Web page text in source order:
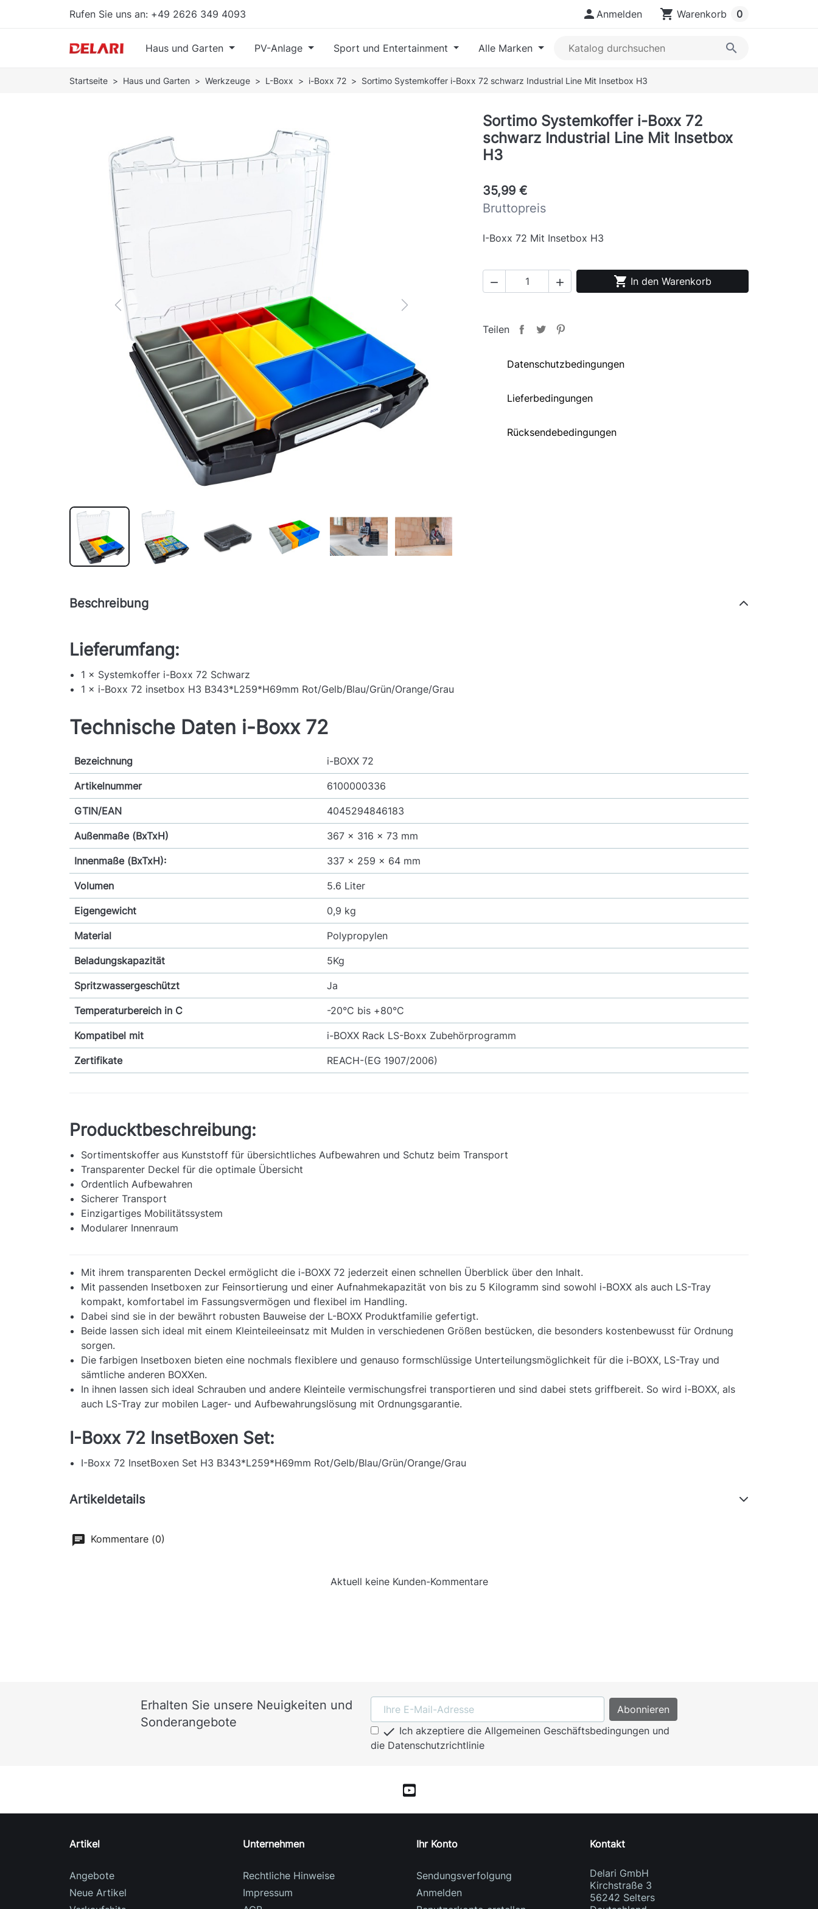
Rufen Sie uns an: +49 2626 349 4093 Anmelden shopping_cart Warenkorb 0
Haus und Garten PV-Anlage Sport und Entertainment Alle Marken search
Startseite Haus und Garten Werkzeuge L-Boxx i-Boxx 72 Sortimo Systemkoffer i-Boxx 72 schwarz Industrial Line Mit Insetbox H3
Previous Next
Sortimo Systemkoffer i-Boxx 72
schwarz Industrial Line Mit Insetbox
H3
35,99 €
Bruttopreis
I-Boxx 72 Mit Insetbox H3
   In den Warenkorb
Teilen
Datenschutzbedingungen
Lieferbedingungen
Rücksendebedingungen
Beschreibung
Lieferumfang:
1 × Systemkoffer i-Boxx 72 Schwarz
1 × i-Boxx 72 insetbox H3 B343*L259*H69mm Rot/Gelb/Blau/Grün/Orange/Grau
Technische Daten i-Boxx 72
Bezeichnung i-BOXX 72
Artikelnummer 6100000336
GTIN/EAN 4045294846183
Außenmaße (BxTxH) 367 x 316 x 73 mm
Innenmaße (BxTxH): 337 x 259 x 64 mm
Volumen 5.6 Liter
Eigengewicht 0,9 kg
Material Polypropylen
Beladungskapazität 5Kg
Spritzwassergeschützt Ja
Temperaturbereich in C -20°C bis +80°C
Kompatibel mit i-BOXX Rack LS-Boxx Zubehörprogramm
Zertifikate REACH-(EG 1907/2006)
Producktbeschreibung:
Sortimentskoffer aus Kunststoff für übersichtliches Aufbewahren und Schutz beim Transport
Transparenter Deckel für die optimale Übersicht
Ordentlich Aufbewahren
Sicherer Transport
Einzigartiges Mobilitätssystem
Modularer Innenraum
Mit ihrem transparenten Deckel ermöglicht die i-BOXX 72 jederzeit einen schnellen Überblick über den Inhalt.
Mit passenden Insetboxen zur Feinsortierung und einer Aufnahmekapazität von bis zu 5 Kilogramm sind sowohl i-BOXX als auch LS-Tray
kompakt, komfortabel im Fassungsvermögen und flexibel im Handling.
Dabei sind sie in der bewährt robusten Bauweise der L-BOXX Produktfamilie gefertigt.
Beide lassen sich ideal mit einem Kleinteileeinsatz mit Mulden in verschiedenen Größen bestücken, die besonders kostenbewusst für Ordnung
sorgen.
Die farbigen Insetboxen bieten eine nochmals flexiblere und genauso formschlüssige Unterteilungsmöglichkeit für die i-BOXX, LS-Tray und
sämtliche anderen BOXXen.
In ihnen lassen sich ideal Schrauben und andere Kleinteile vermischungsfrei transportieren und sind dabei stets griffbereit. So wird i-BOXX, als
auch LS-Tray zur mobilen Lager- und Aufbewahrungslösung mit Ordnungsgarantie.
I-Boxx 72 InsetBoxen Set:
I-Boxx 72 InsetBoxen Set H3 B343*L259*H69mm Rot/Gelb/Blau/Grün/Orange/Grau
Artikeldetails
Kommentare (0)
Aktuell keine Kunden-Kommentare
Erhalten Sie unsere Neuigkeiten und
Sonderangebote
 Ich akzeptiere die Allgemeinen Geschäftsbedingungen und
die Datenschutzrichtlinie
Artikel
Angebote
Neue Artikel
Unternehmen
Rechtliche Hinweise
Impressum
Ihr Konto
Sendungsverfolgung
Anmelden
Kontakt
Delari GmbH
Kirchstraße 3
56242 Selters